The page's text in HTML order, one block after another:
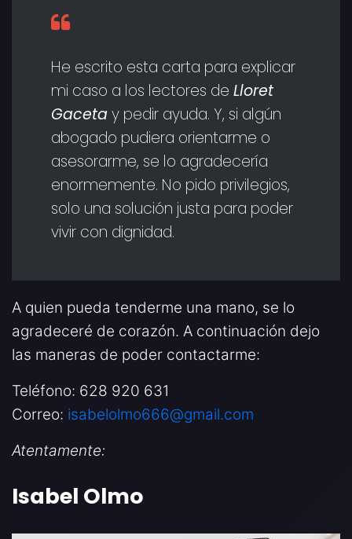
He escrito esta carta para explicar
mi caso a los lectores de Lloret
Gacetay pedir ayuda. Y, si algún
abogado pudiera orientarme o
asesorarme, se lo agradecería
enormemente. No pido privilegios,
solo una solución justa para poder
vivir con dignidad.
A quien pueda tenderme una mano, se lo
agradeceré de corazón. A continuación dejo
las maneras de poder contactarme:
Teléfono: 628 920 631
Correo: isabelolmo666@gmail.com
Atentamente:
Isabel Olmo